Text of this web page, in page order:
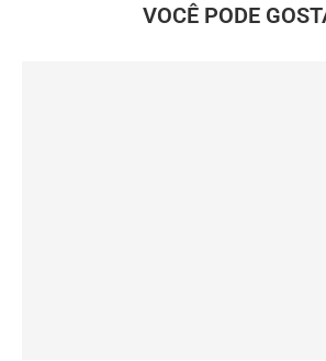
VOCÊ PODE